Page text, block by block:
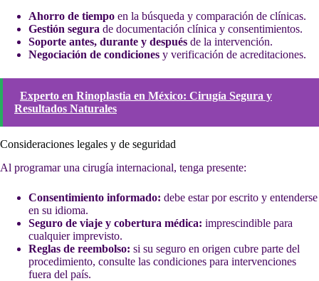
Ahorro de tiempo en la búsqueda y comparación de clínicas.
Gestión segura de documentación clínica y consentimientos.
Soporte antes, durante y después de la intervención.
Negociación de condiciones y verificación de acreditaciones.
Experto en Rinoplastia en México: Cirugía Segura y
Resultados Naturales
Consideraciones legales y de seguridad
Al programar una cirugía internacional, tenga presente:
Consentimiento informado: debe estar por escrito y entenderse
en su idioma.
Seguro de viaje y cobertura médica: imprescindible para
cualquier imprevisto.
Reglas de reembolso: si su seguro en origen cubre parte del
procedimiento, consulte las condiciones para intervenciones
fuera del país.